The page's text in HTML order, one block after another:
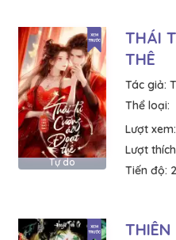
Tự do
THÁI
THÊ
Tác giả:
Thể loại:
Lượt xem:
Lượt
Tiến độ: